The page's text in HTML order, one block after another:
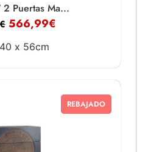
Puertas Ma...
566,99€
40 x 56cm
REBAJADO